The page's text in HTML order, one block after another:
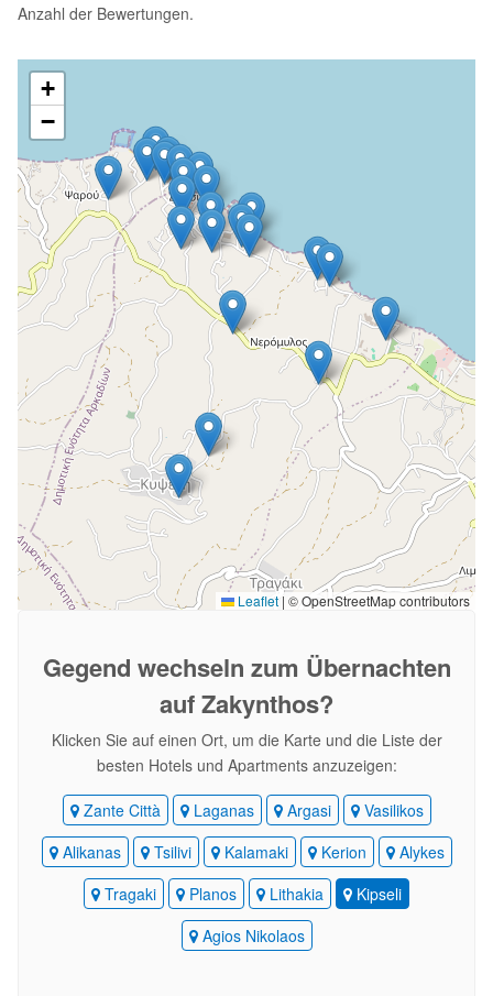
Anzahl der Bewertungen.
+
−
Leaflet | © OpenStreetMap contributors
Gegend wechseln zum Übernachten
auf Zakynthos?
Klicken Sie auf einen Ort, um die Karte und die Liste der
besten Hotels und Apartments anzuzeigen:
Zante Città Laganas Argasi
Vasilikos
Alikanas
Tsilivi Kalamaki Kerion
Alykes
Tragaki
Planos Lithakia
Kipseli
Agios Nikolaos